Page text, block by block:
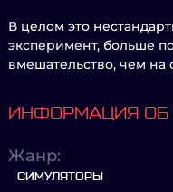
В целом это
эксперимент, больше
вмешательство, чем
ИНФОРМАЦИЯ ОБ
Жанр:
СИМУЛЯТОРЫ